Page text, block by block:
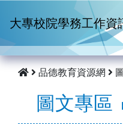
大專校院學務工作資
品德教育資源網
圖文專區